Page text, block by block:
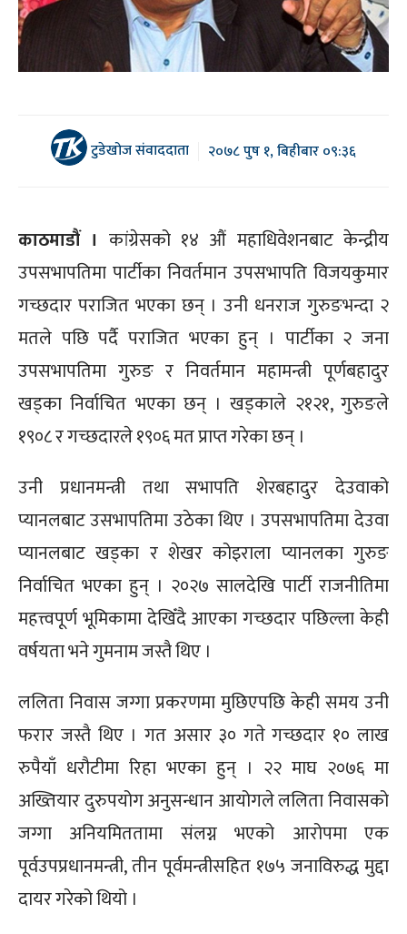
टुडेखोज संवाददाता २०७८ पुष १, बिहीबार ०९:३६
काठमाडौं । कांग्रेसको १४ औं महाधिवेशनबाट केन्द्रीय
उपसभापतिमा पार्टीका निवर्तमान उपसभापति विजयकुमार
गच्छदार पराजित भएका छन् । उनी धनराज गुरुङभन्दा २
मतले पछि पर्दै पराजित भएका हुन् । पार्टीका २ जना
उपसभापतिमा गुरुङ र निवर्तमान महामन्त्री पूर्णबहादुर
खड्का निर्वाचित भएका छन् । खड्काले २१२१, गुरुङले
१९०८ र गच्छदारले १९०६ मत प्राप्त गरेका छन् ।
उनी प्रधानमन्त्री तथा सभापति शेरबहादुर देउवाको
प्यानलबाट उसभापतिमा उठेका थिए । उपसभापतिमा देउवा
प्यानलबाट खड्का र शेखर कोइराला प्यानलका गुरुङ
निर्वाचित भएका हुन् । २०२७ सालदेखि पार्टी राजनीतिमा
महत्त्वपूर्ण भूमिकामा देखिँदै आएका गच्छदार पछिल्ला केही
वर्षयता भने गुमनाम जस्तै थिए ।
ललिता निवास जग्गा प्रकरणमा मुछिएपछि केही समय उनी
फरार जस्तै थिए । गत असार ३० गते गच्छदार १० लाख
रुपैयाँ धरौटीमा रिहा भएका हुन् । २२ माघ २०७६ मा
अख्तियार दुरुपयोग अनुसन्धान आयोगले ललिता निवासको
जग्गा अनियमिततामा संलग्न भएको आरोपमा एक
पूर्वउपप्रधानमन्त्री, तीन पूर्वमन्त्रीसहित १७५ जनाविरुद्ध मुद्दा
दायर गरेको थियो ।